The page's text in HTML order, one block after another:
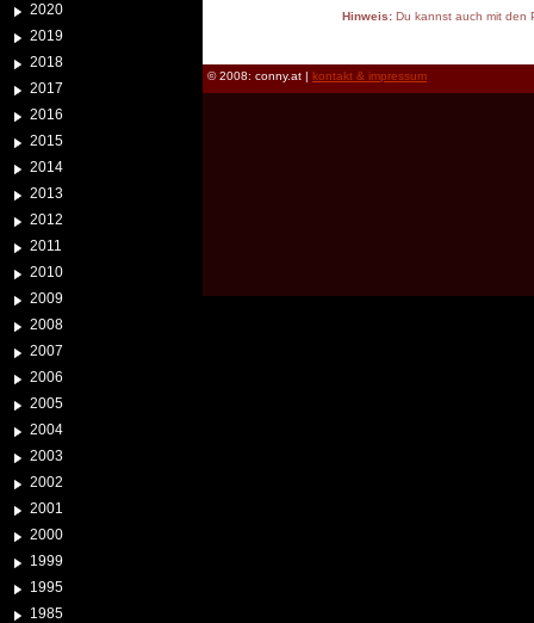
2020
2019
2018
2017
2016
2015
2014
2013
2012
2011
2010
2009
2008
2007
2006
2005
2004
2003
2002
2001
2000
1999
1995
1985
Hinweis:Du kannst auch mit den
© 2008: conny.at | kontakt & impressum